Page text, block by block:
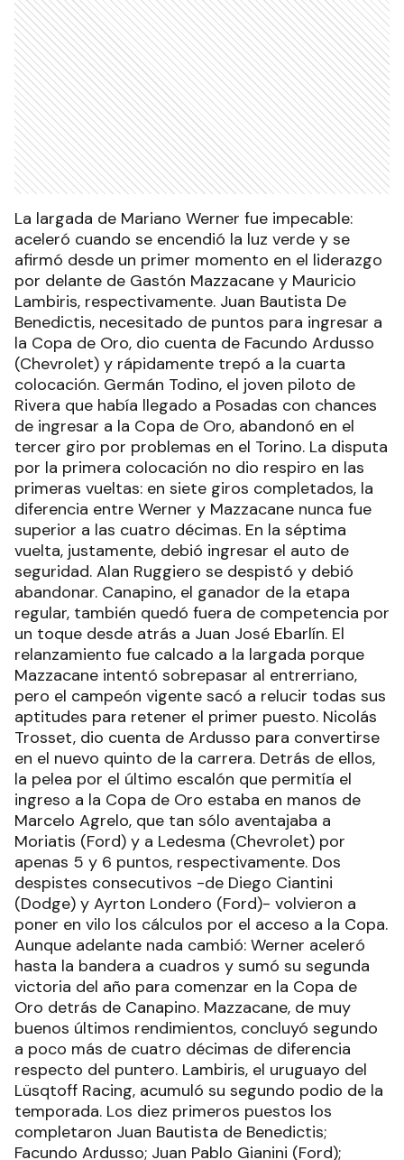
La largada de Mariano Werner fue impecable:
aceleró cuando se encendió la luz verde y se
afirmó desde un primer momento en el liderazgo
por delante de Gastón Mazzacane y Mauricio
Lambiris, respectivamente. Juan Bautista De
Benedictis, necesitado de puntos para ingresar a
la Copa de Oro, dio cuenta de Facundo Ardusso
(Chevrolet) y rápidamente trepó a la cuarta
colocación. Germán Todino, el joven piloto de
Rivera que había llegado a Posadas con chances
de ingresar a la Copa de Oro, abandonó en el
tercer giro por problemas en el Torino. La disputa
por la primera colocación no dio respiro en las
primeras vueltas: en siete giros completados, la
diferencia entre Werner y Mazzacane nunca fue
superior a las cuatro décimas. En la séptima
vuelta, justamente, debió ingresar el auto de
seguridad. Alan Ruggiero se despistó y debió
abandonar. Canapino, el ganador de la etapa
regular, también quedó fuera de competencia por
un toque desde atrás a Juan José Ebarlín. El
relanzamiento fue calcado a la largada porque
Mazzacane intentó sobrepasar al entrerriano,
pero el campeón vigente sacó a relucir todas sus
aptitudes para retener el primer puesto. Nicolás
Trosset, dio cuenta de Ardusso para convertirse
en el nuevo quinto de la carrera. Detrás de ellos,
la pelea por el último escalón que permitía el
ingreso a la Copa de Oro estaba en manos de
Marcelo Agrelo, que tan sólo aventajaba a
Moriatis (Ford) y a Ledesma (Chevrolet) por
apenas 5 y 6 puntos, respectivamente. Dos
despistes consecutivos -de Diego Ciantini
(Dodge) y Ayrton Londero (Ford)- volvieron a
poner en vilo los cálculos por el acceso a la Copa.
Aunque adelante nada cambió: Werner aceleró
hasta la bandera a cuadros y sumó su segunda
victoria del año para comenzar en la Copa de
Oro detrás de Canapino. Mazzacane, de muy
buenos últimos rendimientos, concluyó segundo
a poco más de cuatro décimas de diferencia
respecto del puntero. Lambiris, el uruguayo del
Lüsqtoff Racing, acumuló su segundo podio de la
temporada. Los diez primeros puestos los
completaron Juan Bautista de Benedictis;
Facundo Ardusso; Juan Pablo Gianini (Ford);